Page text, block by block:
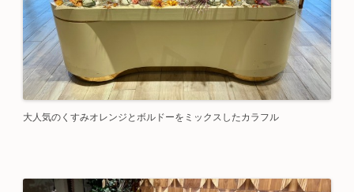
大人気のくすみオレンジとボルドーをミックスしたカラフル